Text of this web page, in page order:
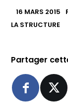
16 MARS 2015
LA STRUCTURE
Partager